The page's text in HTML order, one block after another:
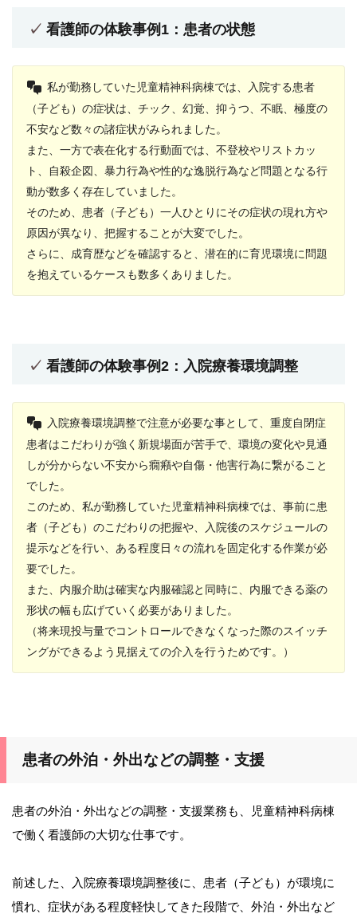
看護師の体験事例1：患者の状態
私が勤務していた児童精神科病棟では、入院する患者
（子ども）の症状は、チック、幻覚、抑うつ、不眠、極度の
不安など数々の諸症状がみられました。
また、一方で表在化する行動面では、不登校やリストカッ
ト、自殺企図、暴力行為や性的な逸脱行為など問題となる行
動が数多く存在していました。
そのため、患者（子ども）一人ひとりにその症状の現れ方や
原因が異なり、把握することが大変でした。
さらに、成育歴などを確認すると、潜在的に育児環境に問題
を抱えているケースも数多くありました。
看護師の体験事例2：入院療養環境調整
入院療養環境調整で注意が必要な事として、重度自閉症
患者はこだわりが強く新規場面が苦手で、環境の変化や見通
しが分からない不安から癇癪や自傷・他害行為に繋がること
でした。
このため、私が勤務していた児童精神科病棟では、事前に患
者（子ども）のこだわりの把握や、入院後のスケジュールの
提示などを行い、ある程度日々の流れを固定化する作業が必
要でした。
また、内服介助は確実な内服確認と同時に、内服できる薬の
形状の幅も広げていく必要がありました。
（将来現投与量でコントロールできなくなった際のスイッチ
ングができるよう見据えての介入を行うためです。）
患者の外泊・外出などの調整・支援
患者の外泊・外出などの調整・支援業務も、児童精神科病棟
で働く看護師の大切な仕事です。
前述した、入院療養環境調整後に、患者（子ども）が環境に
慣れ、症状がある程度軽快してきた段階で、外泊・外出など